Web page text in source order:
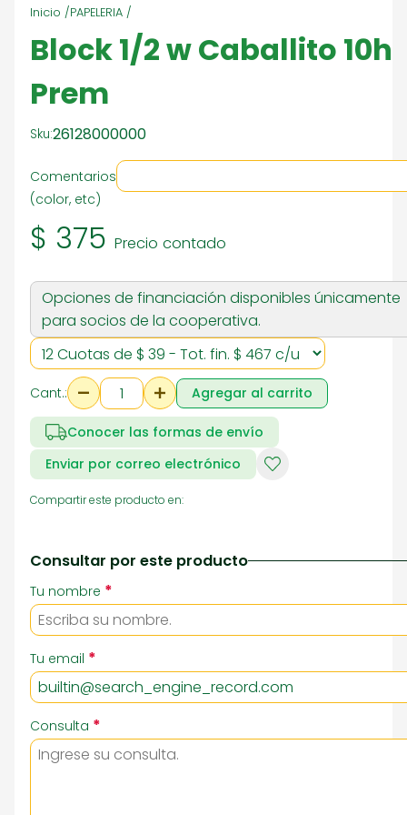
Inicio /PAPELERIA /
Block 1/2 w Caballito 10h
Prem
Sku:26128000000
Comentarios
(color, etc)
$ 375 Precio contado
Opciones de financiación disponibles únicamente
para socios de la cooperativa.
Cant.: Agregar al carrito
Conocer las formas de envío
Enviar por correo electrónico
Compartir este producto en:
Consultar por este producto
Tu nombre *
Tu email *
Consulta *